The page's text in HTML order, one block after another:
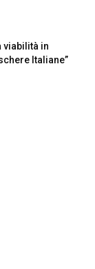
viabilità in
Italiane”